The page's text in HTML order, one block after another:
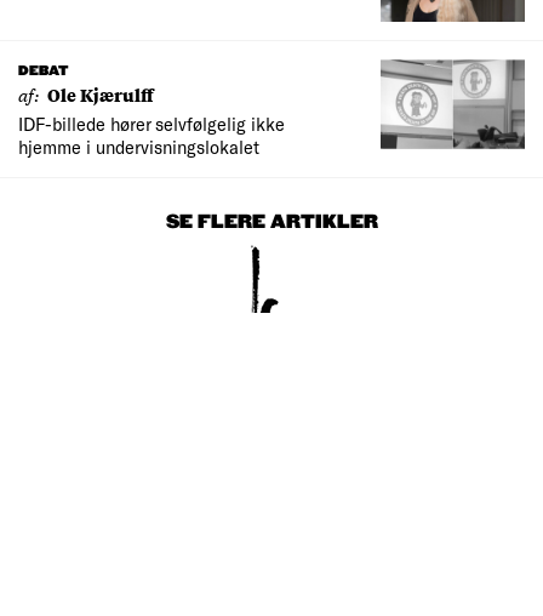
DEBAT
af: Ole Kjærulff
IDF-billede hører selvfølgelig ikke
hjemme i undervisningslokalet
SE FLERE ARTIKLER